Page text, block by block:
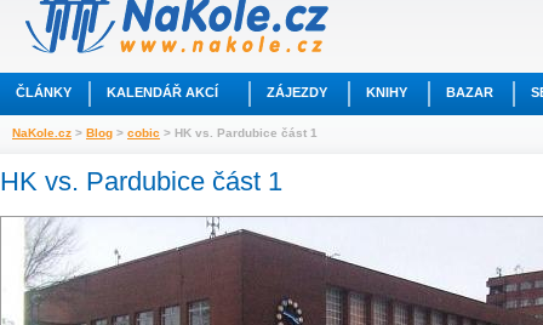
ČLÁNKY KALENDÁŘ AKCÍ ZÁJEZDY KNIHY BAZAR
NaKole.cz > Blog > cobic > HK vs. Pardubice část 1
HK vs. Pardubice část 1